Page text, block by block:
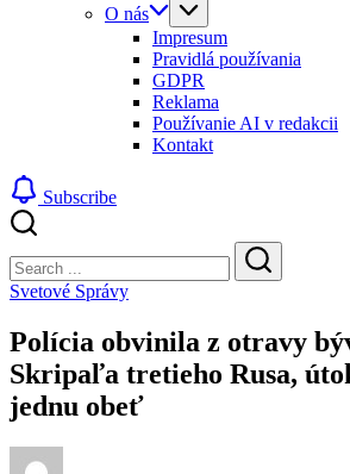
O nás
Impresum
Pravidlá používania
GDPR
Reklama
Používanie AI v redakcii
Kontakt
Subscribe
Search
Search
Svetové Správy
Polícia obvinila z otravy
Skripaľa tretieho Rusa,
jednu obeť